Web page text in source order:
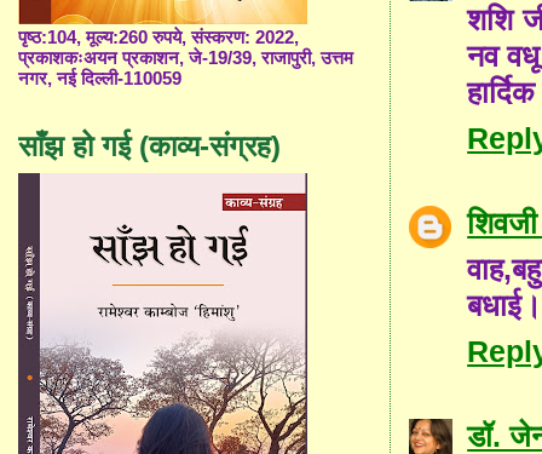
शशि
नव
बधाई।
डॉ.
पृष्ठ:104, मूल्य:260 रुपये, संस्करण: 2022,
प्रकाशकःअयन प्रकाशन, जे-19/39, राजापुरी, उत्तम
नगर, नई दिल्ली-110059
साँझ हो गई (काव्य-संग्रह)